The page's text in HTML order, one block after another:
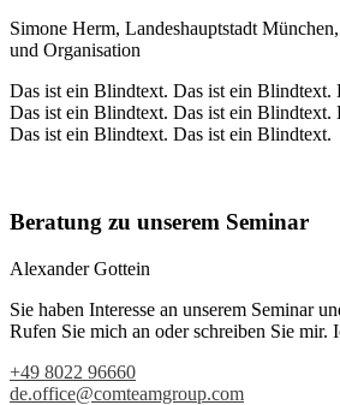
Simone Herm, Landeshauptstadt
und Organisation
Das ist ein Blindtext. Das ist ein Blindtext.
Das ist ein Blindtext. Das ist ein Blindtext.
Das ist ein Blindtext. Das ist ein Blindtext.
Beratung zu unserem Seminar
Alexander Gottein
Sie haben Interesse an unserem Seminar
Rufen Sie mich an oder schreiben Sie mir.
+49 8022 96660
de.office@comteamgroup.com